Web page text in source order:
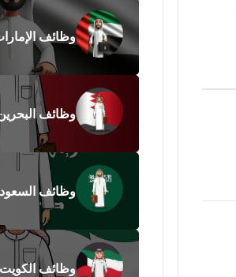
وظائف
وظائف
وظائف
وظائف الكويت